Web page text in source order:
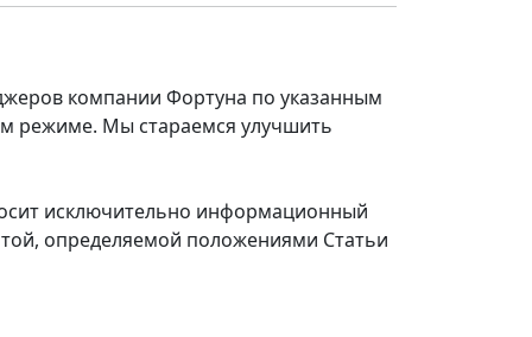
компании Фортуна по указанным
режиме. Мы стараемся улучшить
исключительно информационный
определяемой положениями Статьи